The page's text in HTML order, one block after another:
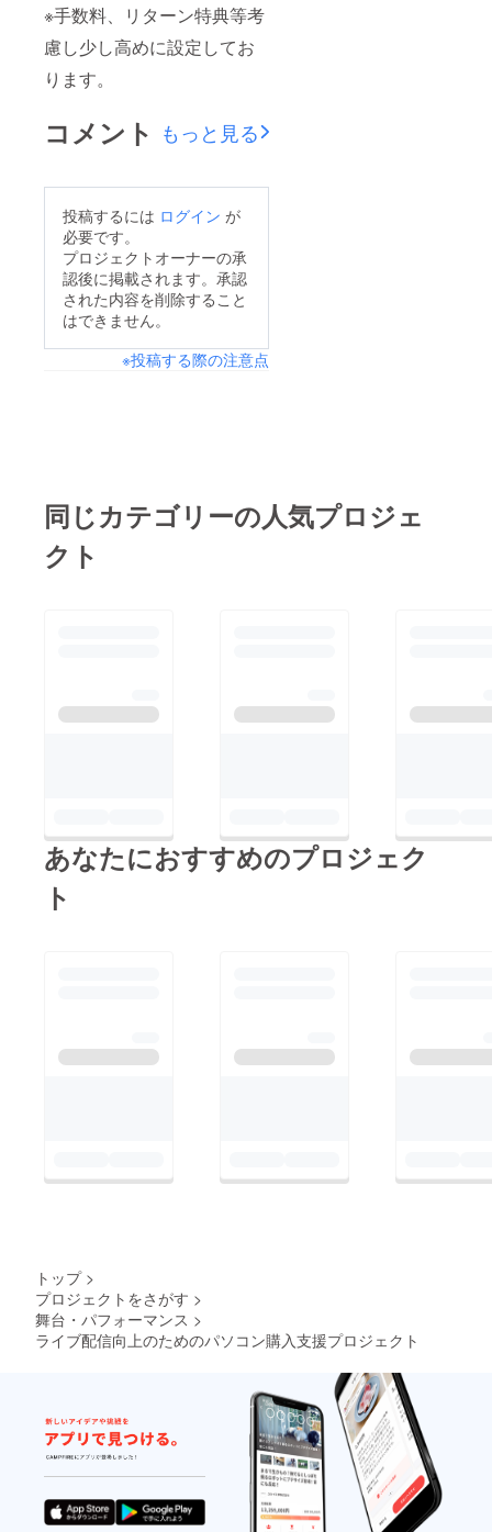
※手数料、リターン特典等考
慮し少し高めに設定してお
ります。
コメント もっと見る
投稿するには ログイン が
必要です。
プロジェクトオーナーの承
認後に掲載されます。承認
された内容を削除すること
はできません。
※投稿する際の注意点
同じカテゴリーの人気プロジェ
クト
あなたにおすすめのプロジェク
ト
トップ >
プロジェクトをさがす >
舞台・パフォーマンス >
ライブ配信向上のためのパソコン購入支援プロジェクト